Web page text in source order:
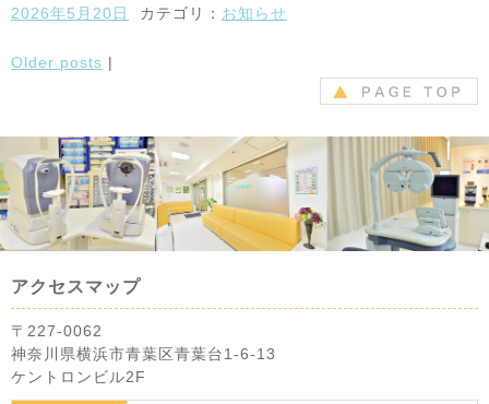
2026年5月20日 カテゴリ： お知らせ
Older posts |
アクセスマップ
〒227-0062
神奈川県横浜市青葉区青葉台1-6-13
ケントロンビル2F